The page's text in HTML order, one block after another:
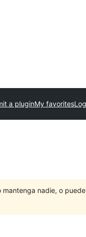
a pluginMy favorites
nadie, o